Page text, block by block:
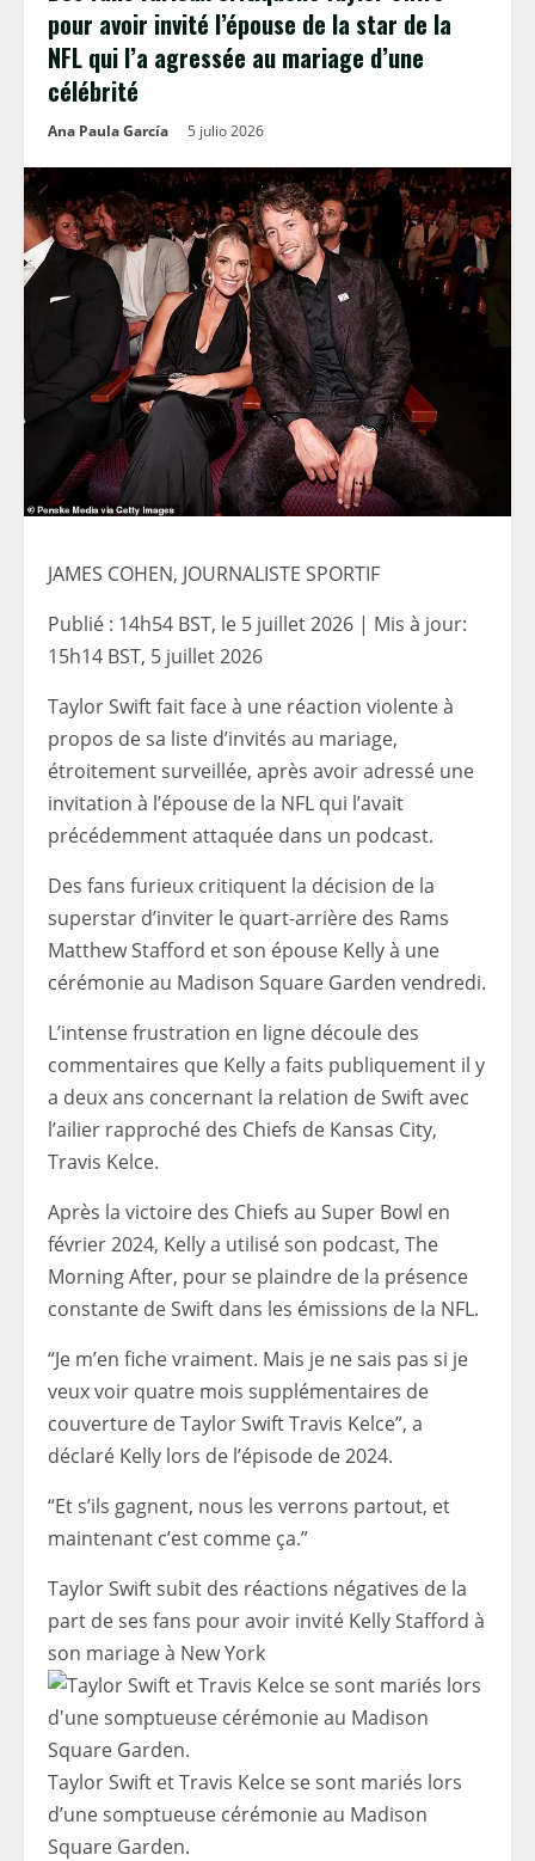
pour avoir invité l’épouse de la star de la
NFL qui l’a agressée au mariage d’une
célébrité
Ana Paula García 5 julio 2026
JAMES COHEN, JOURNALISTE SPORTIF
Publié : 14h54 BST, le 5 juillet 2026 | Mis à jour:
15h14 BST, 5 juillet 2026
Taylor Swift fait face à une réaction violente à
propos de sa liste d’invités au mariage,
étroitement surveillée, après avoir adressé une
invitation à l’épouse de la NFL qui l’avait
précédemment attaquée dans un podcast.
Des fans furieux critiquent la décision de la
superstar d’inviter le quart-arrière des Rams
Matthew Stafford et son épouse Kelly à une
cérémonie au Madison Square Garden vendredi.
L’intense frustration en ligne découle des
commentaires que Kelly a faits publiquement il y
a deux ans concernant la relation de Swift avec
l’ailier rapproché des Chiefs de Kansas City,
Travis Kelce.
Après la victoire des Chiefs au Super Bowl en
février 2024, Kelly a utilisé son podcast, The
Morning After, pour se plaindre de la présence
constante de Swift dans les émissions de la NFL.
“Je m’en fiche vraiment. Mais je ne sais pas si je
veux voir quatre mois supplémentaires de
couverture de Taylor Swift Travis Kelce”, a
déclaré Kelly lors de l’épisode de 2024.
“Et s’ils gagnent, nous les verrons partout, et
maintenant c’est comme ça.”
Taylor Swift subit des réactions négatives de la
part de ses fans pour avoir invité Kelly Stafford à
son mariage à New York
Taylor Swift et Travis Kelce se sont mariés lors
d’une somptueuse cérémonie au Madison
Square Garden.